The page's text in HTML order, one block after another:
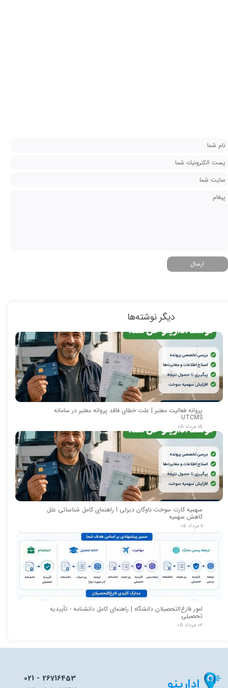
★
ارسال
دیگر نوشته‌ها
پروانه فعالیت معتبر | علت خطای فاقد پروانه معتبر در سامانه
UTCMS
۱۵ مرداد ۰۵
سهمیه کارت سوخت ناوگان دیزلی I راهنمای کامل شناسائی علل
کاهش سهمیه
۱۱ مرداد ۰۵
امور فارغ‌التحصیلان دانشگاه | راهنمای کامل دانشنامه - تأییدیه
تحصیلی
۰۲ مرداد ۰۵
021 - 26716453